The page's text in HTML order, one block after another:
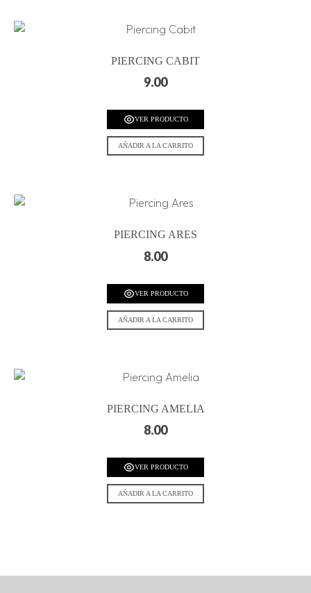
PIERCING CABIT
9.00
VER PRODUCTO
AÑADIR A LA CARRITO
PIERCING ARES
8.00
VER PRODUCTO
AÑADIR A LA CARRITO
PIERCING AMELIA
8.00
VER PRODUCTO
AÑADIR A LA CARRITO